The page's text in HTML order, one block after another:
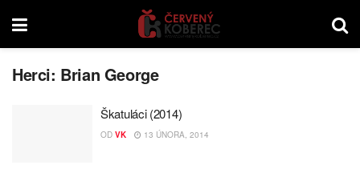
Herci: Brian George
Škatuláci (2014)
OD VK 13 ÚNORA, 2014